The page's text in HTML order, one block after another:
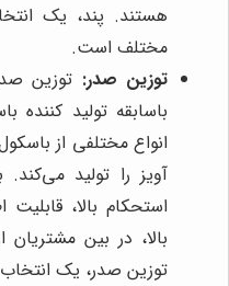
هستند. پند، یک
مختلف است.
توزین صدر: توزین
باسابقه تولید
انواع مختلفی از
آویز را تولید
استحکام بالا،
بالا، در بین مشتریان
توزین صدر، یک